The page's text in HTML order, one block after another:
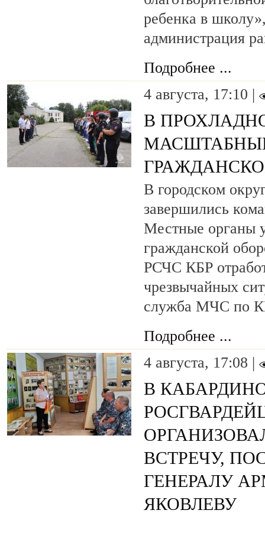
ребенка в
администрация
Подробнее ...
4 августа, 17:10 |
В
В городском
завершились
Местные органы
гражданской
РСЧС КБР
чрезвычайных
служба МЧС по
Подробнее ...
4 августа, 17:08 |
В
ВСТРЕЧУ,
ГЕНЕРАЛУ
ЯКОВЛЕВУ